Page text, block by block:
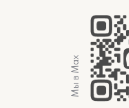
Мы в Max